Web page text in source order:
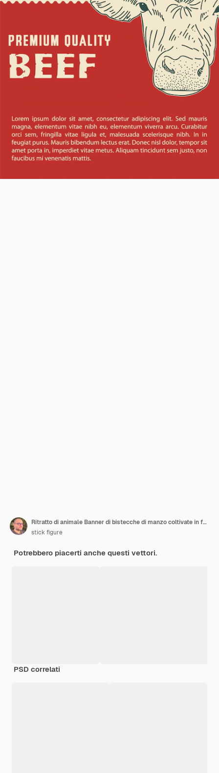
Ritratto di animale Banner di bistecche di manzo coltivate in fattoria
stick figure
Potrebbero piacerti anche questi vettori.
PSD correlati